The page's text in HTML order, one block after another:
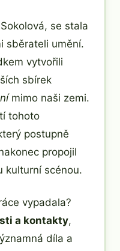
se stala
sběrateli umění.
vytvořili
sbírek
mimo naši zemi.
tohoto
postupně
propojil
kulturní scénou.
vypadala?
a kontakty,
díla a